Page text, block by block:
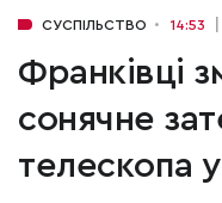
СУСПІЛЬСТВО 14:53
Франківці
сонячне
телескопа